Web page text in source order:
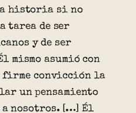
historia si no
tarea de ser
y de ser
mismo asumió con
firme convicción la
un pensamiento
a nosotros. […] Él